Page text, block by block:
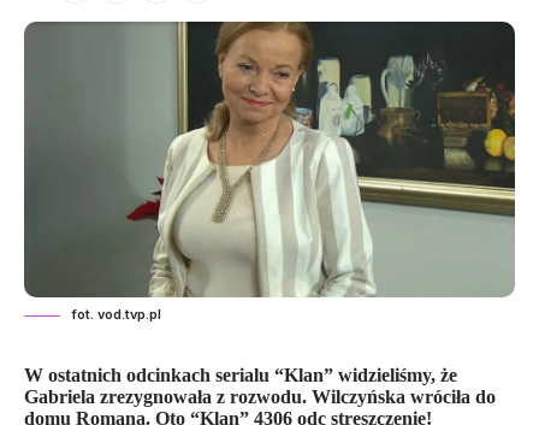
fot. vod.tvp.pl
W ostatnich odcinkach serialu “Klan” widzieliśmy, że
Gabriela zrezygnowała z rozwodu. Wilczyńska wróciła do
domu Romana. Oto “Klan” 4306 odc streszczenie!